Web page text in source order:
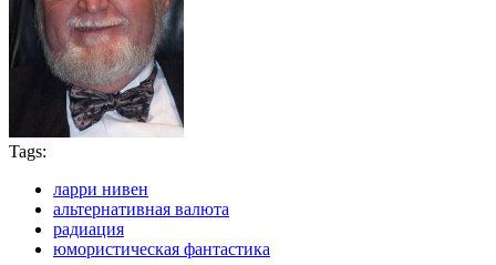
Tags:
ларри нивен
альтернативная валюта
радиация
юмористическая фантастика